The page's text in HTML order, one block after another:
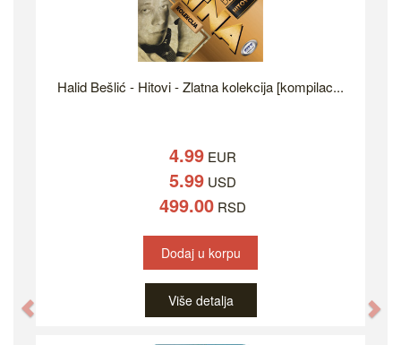
Halid Bešlić - Hitovi - Zlatna kolekcija [kompilac...
4.99 EUR
5.99 USD
499.00 RSD
Dodaj u korpu
Više detalja